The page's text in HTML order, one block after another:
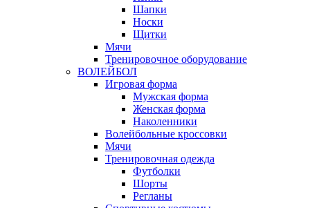
Шапки
Носки
Щитки
Мячи
Тренировочное оборудование
ВОЛЕЙБОЛ
Игровая форма
Мужская форма
Женская форма
Наколенники
Волейбольные кроссовки
Мячи
Тренировочная одежда
Футболки
Шорты
Регланы